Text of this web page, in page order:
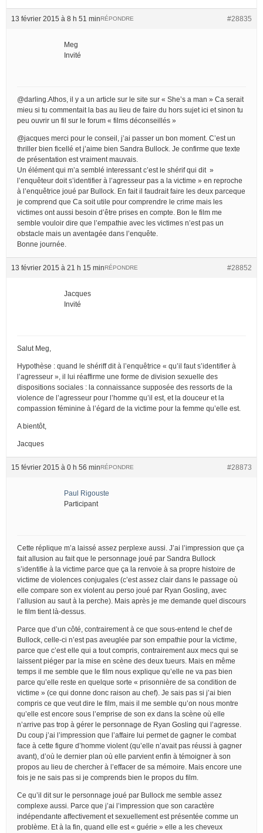
13 février 2015 à 8 h 51 min #28835
RÉPONDRE
Meg
Invité
@darling.Athos, il y a un article sur le site sur « She’s a man » Ca serait
mieu si tu commentait la bas au lieu de faire du hors sujet ici et sinon tu
peu ouvrir un fil sur le forum « films déconseillés »
@jacques merci pour le conseil, j’ai passer un bon moment. C’est un
thriller bien ficellé et j’aime bien Sandra Bullock. Je confirme que texte
de présentation est vraiment mauvais.
Un élément qui m’a semblé interessant c’est le shérif qui dit »
l’enquêteur doit s’identifier à l’agresseur pas a la victime » en reproche
à l’enquêtrice joué par Bullock. En fait il faudrait faire les deux parceque
je comprend que Ca soit utile pour comprendre le crime mais les
victimes ont aussi besoin d’être prises en compte. Bon le film me
semble vouloir dire que l’empathie avec les victimes n’est pas un
obstacle mais un aventagée dans l’enquête.
Bonne journée.
13 février 2015 à 21 h 15 min #28852
RÉPONDRE
Jacques
Invité
Salut Meg,
Hypothèse : quand le shériff dit à l’enquêtrice « qu’il faut s’identifier à
l’agresseur », il lui réaffirme une forme de division sexuelle des
dispositions sociales : la connaissance supposée des ressorts de la
violence de l’agresseur pour l’homme qu’il est, et la douceur et la
compassion féminine à l’égard de la victime pour la femme qu’elle est.
A bientôt,
Jacques
15 février 2015 à 0 h 56 min #28873
RÉPONDRE
Paul Rigouste
Participant
Cette réplique m’a laissé assez perplexe aussi. J’ai l’impression que ça
fait allusion au fait que le personnage joué par Sandra Bullock
s’identifie à la victime parce que ça la renvoie à sa propre histoire de
victime de violences conjugales (c’est assez clair dans le passage où
elle compare son ex violent au perso joué par Ryan Gosling, avec
l’allusion au saut à la perche). Mais après je me demande quel discours
le film tient là-dessus.
Parce que d’un côté, contrairement à ce que sous-entend le chef de
Bullock, celle-ci n’est pas aveuglée par son empathie pour la victime,
parce que c’est elle qui a tout compris, contrairement aux mecs qui se
laissent piéger par la mise en scène des deux tueurs. Mais en même
temps il me semble que le film nous explique qu’elle ne va pas bien
parce qu’elle reste en quelque sorte « prisonnière de sa condition de
victime » (ce qui donne donc raison au chef). Je sais pas si j’ai bien
compris ce que veut dire le film, mais il me semble qu’on nous montre
qu’elle est encore sous l’emprise de son ex dans la scène où elle
n’arrive pas trop à gérer le personnage de Ryan Gosling qui l’agresse.
Du coup j’ai l’impression que l’affaire lui permet de gagner le combat
face à cette figure d’homme violent (qu’elle n’avait pas réussi à gagner
avant), d’où le dernier plan où elle parvient enfin à témoigner à son
propos au lieu de chercher à l’effacer de sa mémoire. Mais encore une
fois je ne sais pas si je comprends bien le propos du film.
Ce qu’il dit sur le personnage joué par Bullock me semble assez
complexe aussi. Parce que j’ai l’impression que son caractère
indépendante affectivement et sexuellement est présentée comme un
problème. Et à la fin, quand elle est « guérie » elle a les cheveux